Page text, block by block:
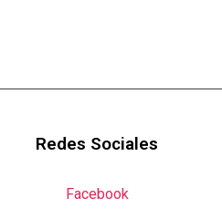
Redes Sociales
Facebook